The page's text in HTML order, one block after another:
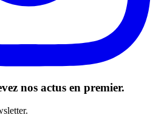
nos actus en premier.